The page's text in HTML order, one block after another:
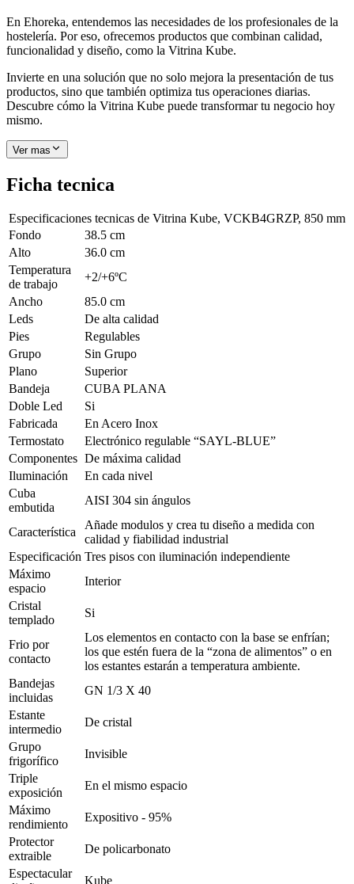
En Ehoreka, entendemos las necesidades de los profesionales de la
hostelería. Por eso, ofrecemos productos que combinan calidad,
funcionalidad y diseño, como la Vitrina Kube.
Invierte en una solución que no solo mejora la presentación de tus
productos, sino que también optimiza tus operaciones diarias.
Descubre cómo la Vitrina Kube puede transformar tu negocio hoy
mismo.
Ver mas
Ficha tecnica
Especificaciones tecnicas de Vitrina Kube, VCKB4GRZP, 850 mm
Fondo
38.5 cm
Alto
36.0 cm
Temperatura
de trabajo
+2/+6ºC
Ancho
85.0 cm
Leds
De alta calidad
Pies
Regulables
Grupo
Sin Grupo
Plano
Superior
Bandeja
CUBA PLANA
Doble Led
Si
Fabricada
En Acero Inox
Termostato
Electrónico regulable “SAYL-BLUE”
Componentes De máxima calidad
Iluminación
En cada nivel
Cuba
embutida
AISI 304 sin ángulos
Característica
Añade modulos y crea tu diseño a medida con
calidad y fiabilidad industrial
Especificación Tres pisos con iluminación independiente
Máximo
espacio
Interior
Cristal
templado
Si
Frio por
contacto
Los elementos en contacto con la base se enfrían;
los que estén fuera de la “zona de alimentos” o en
los estantes estarán a temperatura ambiente.
Bandejas
incluidas
GN 1/3 X 40
Estante
intermedio
De cristal
Grupo
frigorífico
Invisible
Triple
exposición
En el mismo espacio
Máximo
rendimiento
Expositivo - 95%
Protector
extraible
De policarbonato
Espectacular
Kube